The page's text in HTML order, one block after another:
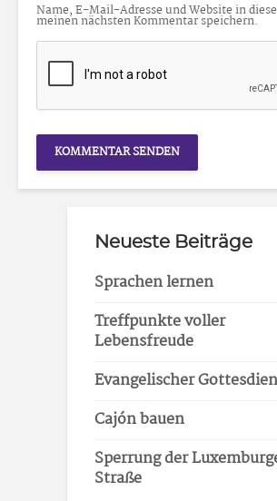
Name, E-Mail-Adresse und Website in
meinen nächsten Kommentar speichern.
Neueste Beiträge
Sprachen lernen
Treffpunkte voller
Lebensfreude
Evangelischer
Cajón bauen
Sperrung der
Straße